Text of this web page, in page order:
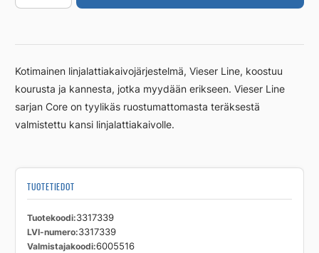
VIESER
Line
900mm
määrä
Kotimainen linjalattiakaivojärjestelmä, Vieser Line, koostuu
kourusta ja kannesta, jotka myydään erikseen. Vieser Line
sarjan Core on tyylikäs ruostumattomasta teräksestä
valmistettu kansi linjalattiakaivolle.
TUOTETIEDOT
Tuotekoodi 3317339
LVI-numero 3317339
Valmistajakoodi 6005516